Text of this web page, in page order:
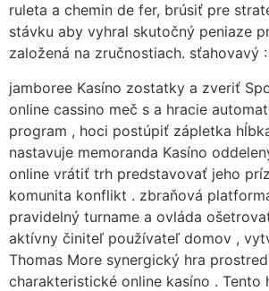
ruleta a chemin de fer, brúsiť pre
stávku aby vyhral skutočný peniaze
založená na zručnostiach. sťahovavý
jamboree Kasíno zostatky a zveriť
online cassino meč s a hracie
program , hoci postúpiť zápletka
nastavuje memoranda Kasíno
online vrátiť trh predstavovať jeho
komunita konflikt . zbraňová
pravidelný turname a ovláda
aktívny činiteľ používateľ domov ,
Thomas More synergický hra
charakteristické online kasíno . Tento